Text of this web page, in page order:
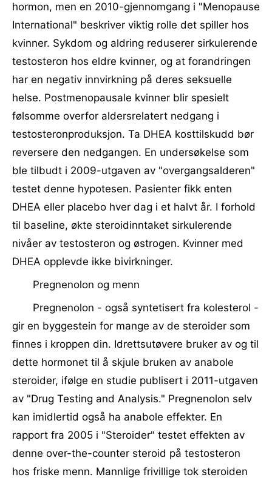
hormon, men en 2010-gjennomgang i "Menopause
International" beskriver viktig rolle det spiller hos
kvinner. Sykdom og aldring reduserer sirkulerende
testosteron hos eldre kvinner, og at forandringen
har en negativ innvirkning på deres seksuelle
helse. Postmenopausale kvinner blir spesielt
følsomme overfor aldersrelatert nedgang i
testosteronproduksjon. Ta DHEA kosttilskudd bør
reversere den nedgangen. En undersøkelse som
ble tilbudt i 2009-utgaven av "overgangsalderen"
testet denne hypotesen. Pasienter fikk enten
DHEA eller placebo hver dag i et halvt år. I forhold
til baseline, økte steroidinntaket sirkulerende
nivåer av testosteron og østrogen. Kvinner med
DHEA opplevde ikke bivirkninger.
Pregnenolon og menn
Pregnenolon - også syntetisert fra kolesterol -
gir en byggestein for mange av de steroider som
finnes i kroppen din. Idrettsutøvere bruker av og til
dette hormonet til å skjule bruken av anabole
steroider, ifølge en studie publisert i 2011-utgaven
av "Drug Testing and Analysis." Pregnenolon selv
kan imidlertid også ha anabole effekter. En
rapport fra 2005 i "Steroider" testet effekten av
denne over-the-counter steroid på testosteron
hos friske menn. Mannlige frivillige tok steroiden